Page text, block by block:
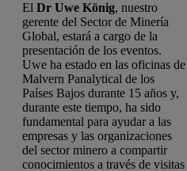
ElDrUwe König, nuestro
gerente del Sector de Minería
Global, estará a cargo de la
presentación de los eventos.
Uwe ha estado en las oficinas de
Malvern Panalytical de los
Países Bajos durante 15 años y,
durante este tiempo, ha sido
fundamental para ayudar a las
empresas y las organizaciones
del sector minero a compartir
conocimientos a través de visitas